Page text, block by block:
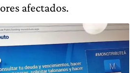
afectados.